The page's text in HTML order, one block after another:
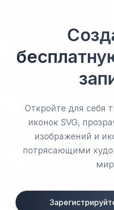
Откройте для себя
иконок SVG,
изображений и
потрясающими